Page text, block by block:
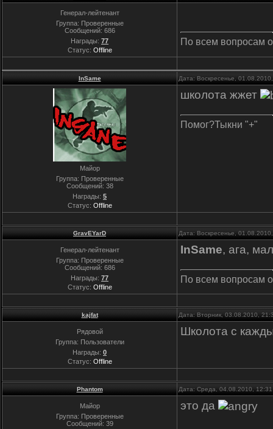
Генерал-лейтенант
Группа: Проверенные
Сообщений: 686
Награды: 77
Статус: Offline
По всем вопросам
InSame Дата: Воскресенье,
Майор
Группа: Проверенные
Сообщений: 38
Награды: 5
Статус: Offline
школота жжет
Помог?Тыкни "+"
GravEYarD Дата: Воскресенье,
Генерал-лейтенант
Группа: Проверенные
Сообщений: 686
Награды: 77
Статус: Offline
InSame, ага,
По всем вопросам
kajfat Дата: Вторник, 03.08.2010,
Рядовой
Группа: Пользователи
Награды: 0
Статус: Offline
Школота с
Phantom Дата: Среда, 04.08.2010,
Майор
Группа: Проверенные
Сообщений: 39
это да